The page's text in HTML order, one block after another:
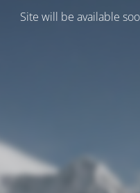
Site will be available